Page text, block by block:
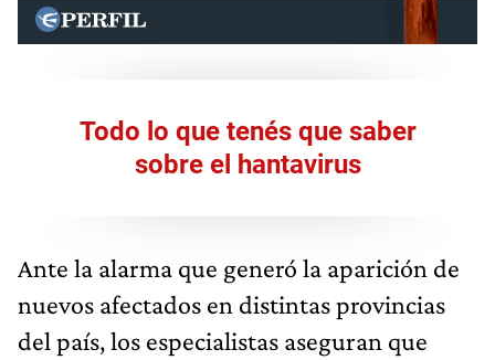
Todo lo que tenés que saber
sobre el hantavirus
Ante la alarma que generó la aparición de
nuevos afectados en distintas provincias
del país, los especialistas aseguran que